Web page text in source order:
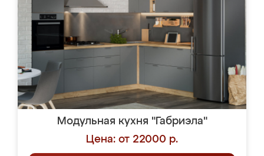
Модульная кухня "Габриэла"
Цена: от 22000 р.